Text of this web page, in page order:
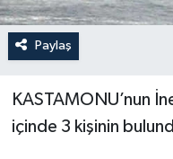
Paylaş
KASTAMONU’nun
içinde 3 kişinin
Spor
Turizm